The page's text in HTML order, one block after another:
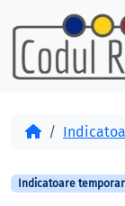
Skip to content
Skip to footer
Acasă
Indicatoare